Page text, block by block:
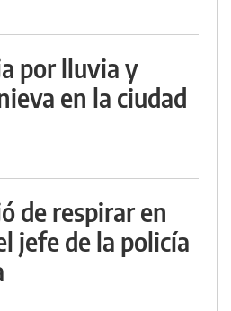
por lluvia y
en la ciudad
de respirar en
jefe de la policía